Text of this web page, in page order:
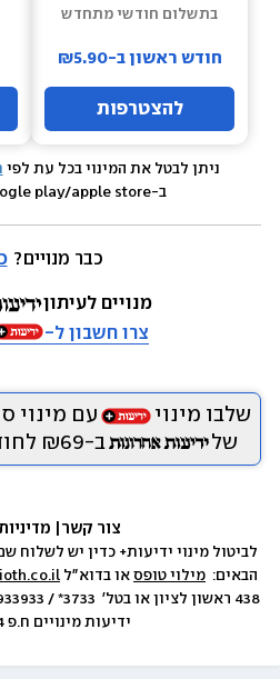
בתשלום חודשי מתחדש
חודש ראשון ב-₪5.90
להצטרפות
ניתן לבטל את המינוי בכל עת לפי
כבר מנויים?
מנויים לעיתון
צרו חשבון ל-
שלבו מינוי
עם מינוי
של
ב-₪69 לחודש.
צור קשר
הבאים: מילוי טופס או בדוא״ל
ידיעות מינויים ח.פ 540181054